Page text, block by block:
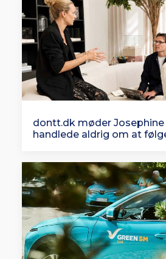
dontt.dk møder Josephine
handlede aldrig om at